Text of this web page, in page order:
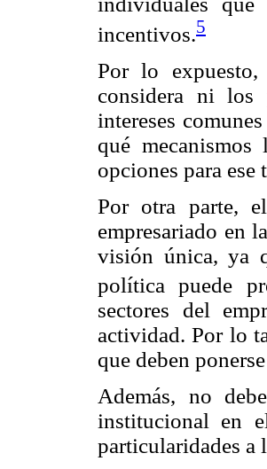
incentivos.5
Por lo expuesto,
considera ni los
intereses
qué
opciones para ese
Por otra parte,
empresariado en
visión única, ya
política puede
sectores del
actividad. Por lo
que deben
Además, no
institucional en
particularidades a